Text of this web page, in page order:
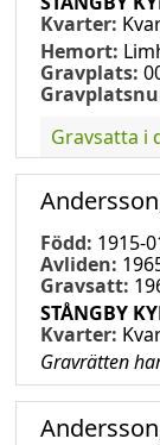
Kvarter:
Hemort:
Gravplats:
Gravsatta i
Född: 1915-
Avliden:
Gravsatt:
STÅNGBY
Kvarter:
Gravrätten